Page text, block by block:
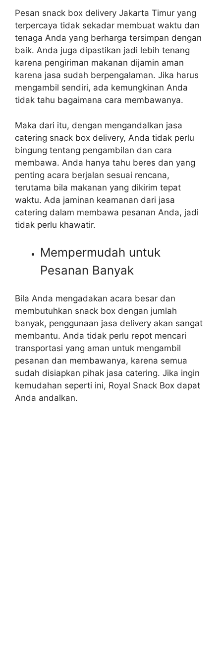
Pesan snack box delivery Jakarta Timur yang
terpercaya tidak sekadar membuat waktu dan
tenaga Anda yang berharga tersimpan dengan
baik. Anda juga dipastikan jadi lebih tenang
karena pengiriman makanan dijamin aman
karena jasa sudah berpengalaman. Jika harus
mengambil sendiri, ada kemungkinan Anda
tidak tahu bagaimana cara membawanya.
Maka dari itu, dengan mengandalkan jasa
catering snack box delivery, Anda tidak perlu
bingung tentang pengambilan dan cara
membawa. Anda hanya tahu beres dan yang
penting acara berjalan sesuai rencana,
terutama bila makanan yang dikirim tepat
waktu. Ada jaminan keamanan dari jasa
catering dalam membawa pesanan Anda, jadi
tidak perlu khawatir.
Mempermudah untuk
Pesanan Banyak
Bila Anda mengadakan acara besar dan
membutuhkan snack box dengan jumlah
banyak, penggunaan jasa delivery akan sangat
membantu. Anda tidak perlu repot mencari
transportasi yang aman untuk mengambil
pesanan dan membawanya, karena semua
sudah disiapkan pihak jasa catering. Jika ingin
kemudahan seperti ini, Royal Snack Box dapat
Anda andalkan.